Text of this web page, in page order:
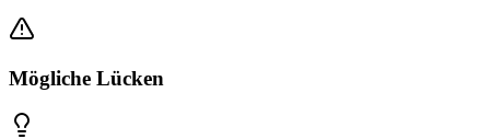
Mögliche Lücken